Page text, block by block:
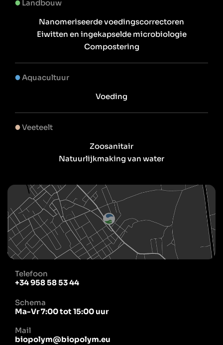
Landbouw
Nanomeriseerde voedingscorrectoren
Eiwitten en ingekapselde microbiologie
Compostering
Aquacultuur
Voeding
Veeteelt
Zoosanitair
Natuurlijkmaking van water
Telefoon
+34 958 58 53 44
Schema
Ma-Vr 7:00 tot 15:00 uur
Mail
biopolym@biopolym.eu